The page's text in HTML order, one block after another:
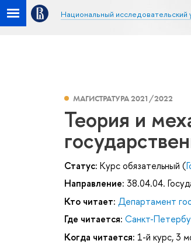
Национальный
МАГИСТРАТУРА 2021/2022
Теория и
Статус: Курс обязательный (
Направление: 38.04.04.
Кто читает: Департамент
Где читается: Санкт-
Когда читается: 1-й курс, 3